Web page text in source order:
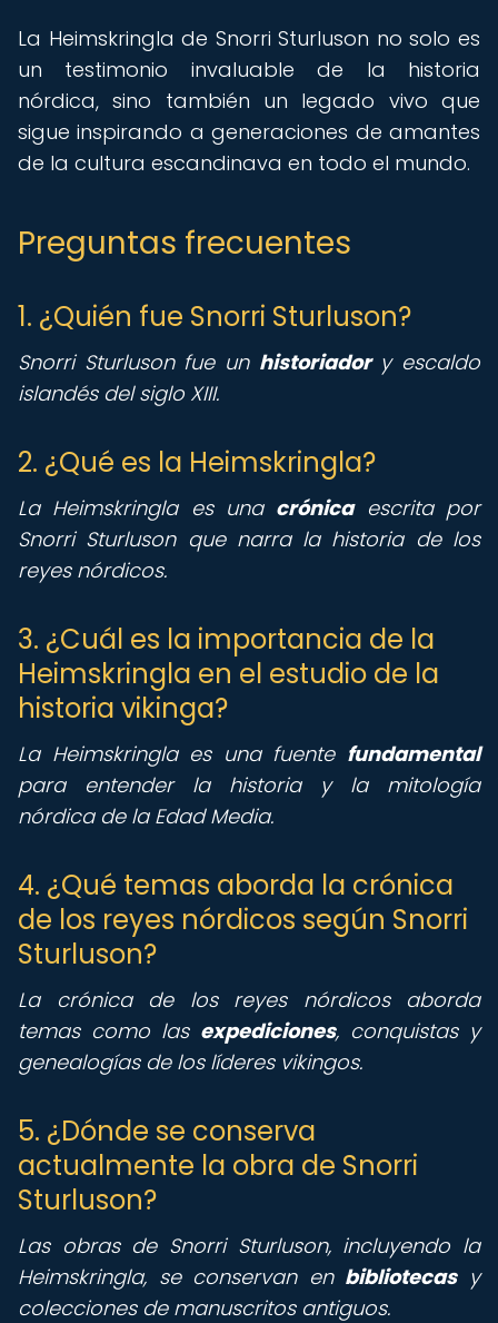
La Heimskringla de Snorri Sturluson no solo es
un testimonio invaluable de la historia
nórdica, sino también un legado vivo que
sigue inspirando a generaciones de amantes
de la cultura escandinava en todo el mundo.
Preguntas frecuentes
1. ¿Quién fue Snorri Sturluson?
Snorri Sturluson fue un historiadory escaldo
islandés del siglo XIII.
2. ¿Qué es la Heimskringla?
La Heimskringla es una crónicaescrita por
Snorri Sturluson que narra la historia de los
reyes nórdicos.
3. ¿Cuál es la importancia de la
Heimskringla en el estudio de la
historia vikinga?
La Heimskringla es una fuente fundamental
para entender la historia y la mitología
nórdica de la Edad Media.
4. ¿Qué temas aborda la crónica
de los reyes nórdicos según Snorri
Sturluson?
La crónica de los reyes nórdicos aborda
temas como las expediciones, conquistas y
genealogías de los líderes vikingos.
5. ¿Dónde se conserva
actualmente la obra de Snorri
Sturluson?
Las obras de Snorri Sturluson, incluyendo la
Heimskringla, se conservan en bibliotecasy
colecciones de manuscritos antiguos.